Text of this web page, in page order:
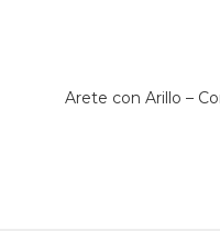
Arete con Arillo –